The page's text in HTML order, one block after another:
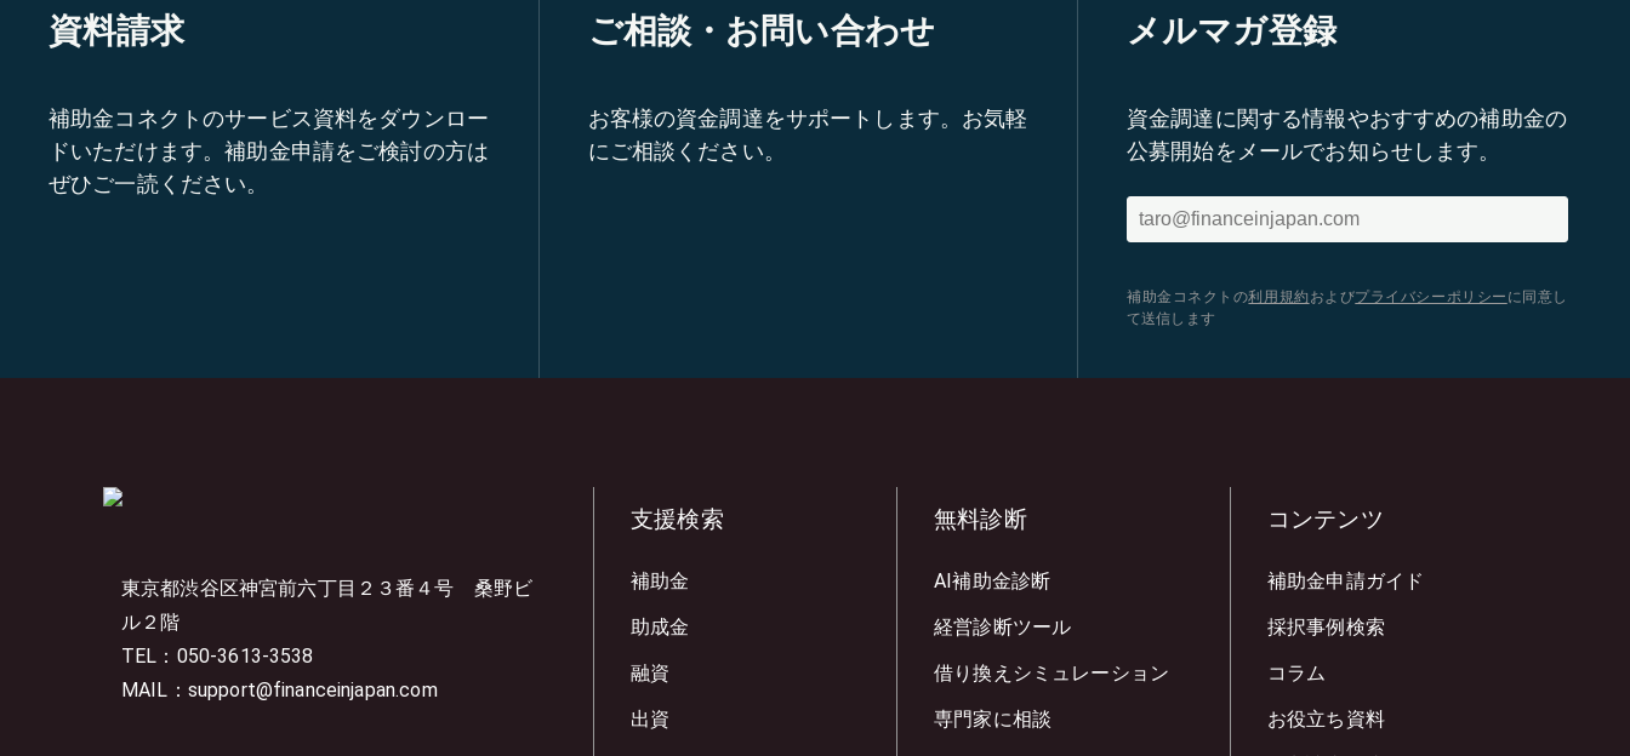
資料請求
補助金コネクトのサービス資料をダウンロー
ドいただけます。補助金申請をご検討の方は
ぜひご一読ください。
ご相談・お問い合わせ
お客様の資金調達をサポートします。お気軽
にご相談ください。
メルマガ登録
資金調達に関する情報やおすすめの補助金の
公募開始をメールでお知らせします。
補助金コネクトの利用規約 およびプライバシーポリシー に同意し
て送信します
東京都渋谷区神宮前六丁目２３番４号 桑野ビ
ル２階
TEL：050-3613-3538
MAIL：support@financeinjapan.com
支援検索
補助金
助成金
融資
出資
無料診断
AI補助金診断
経営診断ツール
借り換えシミュレーション
専門家に相談
コンテンツ
補助金申請ガイド
採択事例検索
コラム
お役立ち資料